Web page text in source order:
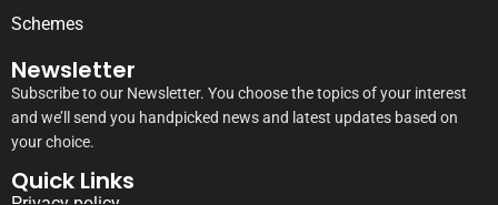
Schemes
Newsletter
Subscribe to our Newsletter. You choose the topics of your interest
and we’ll send you handpicked news and latest updates based on
your choice.
Quick Links